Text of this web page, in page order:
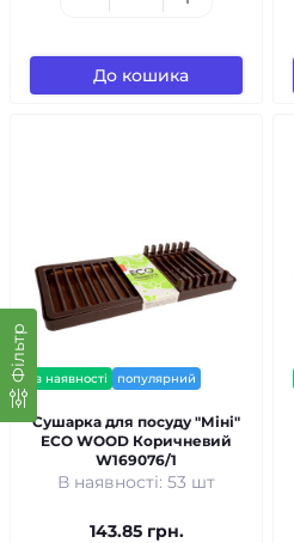
Фільтр
До кошика
в наявності популярний
Сушарка для посуду "Міні"
ECO WOOD Коричневий
W169076/1
В наявності: 53 шт
143.85 грн.